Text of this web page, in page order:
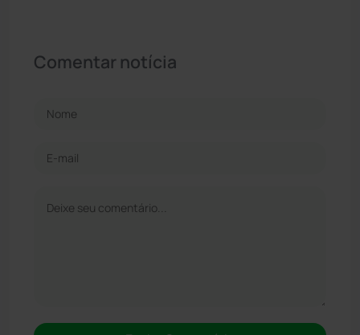
Comentar notícia